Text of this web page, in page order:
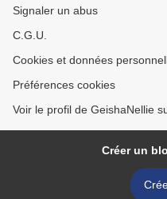
Signaler un abus
C.G.U.
Cookies et données
Préférences cookies
Voir le profil de GeishaNellie
Créer un